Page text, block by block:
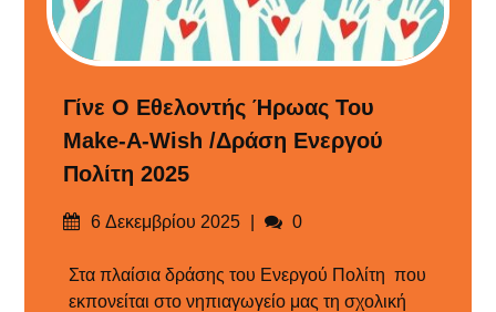
Γίνε Ο Εθελοντής Ήρωας Του
Make-A-Wish /Δράση Ενεργού
Πολίτη 2025
Δημοσιεύτηκε
6 Δεκεμβρίου 2025 Σχόλια
0
Στα πλαίσια δράσης του Ενεργού Πολίτη που
εκπονείται στο νηπιαγωγείο μας τη σχολική